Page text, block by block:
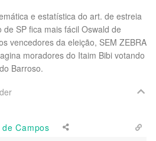
e estatística do art. de estreia
SP fica mais fácil Oswald de
vencedores da eleição, SEM ZEBRA
moradores do Itaim Bibi votando
Barroso.
Campos